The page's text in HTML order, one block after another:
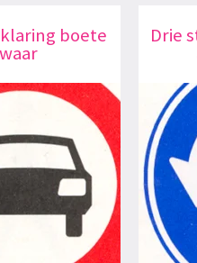
boete Drie